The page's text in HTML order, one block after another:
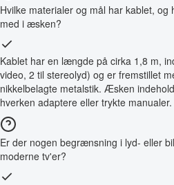
Hvilke materialer og mål har kablet,
med i æsken?
Kablet har en længde på cirka 1,8 m,
video, 2 til stereolyd) og er fremstillet
nikkelbelagte metalstik. Æsken
hverken adaptere eller trykte manualer.
Er der nogen begrænsning i lyd- eller
moderne tv'er?